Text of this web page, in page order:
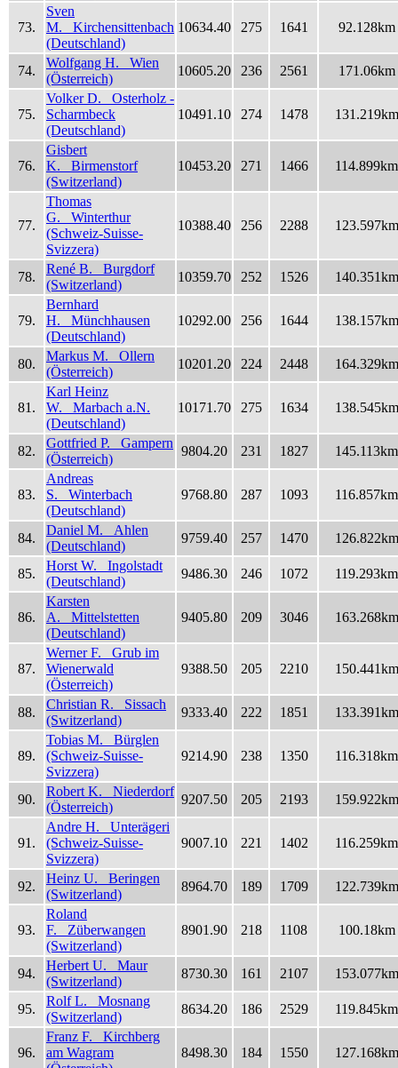
73.
Sven
M. Kirchensittenbach
(Deutschland)
10634.40 275 1641 92.128km
74.
Wolfgang H. Wien
(Österreich)
10605.20 236 2561 171.06km
75.
Volker D. Osterholz -
Scharmbeck
(Deutschland)
10491.10 274 1478 131.219km
76.
Gisbert
K. Birmenstorf
(Switzerland)
10453.20 271 1466 114.899km
77.
Thomas
G. Winterthur
(Schweiz-Suisse-
Svizzera)
10388.40 256 2288 123.597km
78.
René B. Burgdorf
(Switzerland)
10359.70 252 1526 140.351km
79.
Bernhard
H. Münchhausen
(Deutschland)
10292.00 256 1644 138.157km
80.
Markus M. Ollern
(Österreich)
10201.20 224 2448 164.329km
81.
Karl Heinz
W. Marbach a.N.
(Deutschland)
10171.70 275 1634 138.545km
82.
Gottfried P. Gampern
(Österreich)
9804.20 231 1827 145.113km
83.
Andreas
S. Winterbach
(Deutschland)
9768.80 287 1093 116.857km
84.
Daniel M. Ahlen
(Deutschland)
9759.40 257 1470 126.822km
85.
Horst W. Ingolstadt
(Deutschland)
9486.30 246 1072 119.293km
86.
Karsten
A. Mittelstetten
(Deutschland)
9405.80 209 3046 163.268km
87.
Werner F. Grub im
Wienerwald
(Österreich)
9388.50 205 2210 150.441km
88.
Christian R. Sissach
(Switzerland)
9333.40 222 1851 133.391km
89.
Tobias M. Bürglen
(Schweiz-Suisse-
Svizzera)
9214.90 238 1350 116.318km
90.
Robert K. Niederdorf
(Österreich)
9207.50 205 2193 159.922km
91.
Andre H. Unterägeri
(Schweiz-Suisse-
Svizzera)
9007.10 221 1402 116.259km
92.
Heinz U. Beringen
(Switzerland)
8964.70 189 1709 122.739km
93.
Roland
F. Züberwangen
(Switzerland)
8901.90 218 1108 100.18km
94.
Herbert U. Maur
(Switzerland)
8730.30 161 2107 153.077km
95.
Rolf L. Mosnang
(Switzerland)
8634.20 186 2529 119.845km
96.
Franz F. Kirchberg
am Wagram
8498.30 184 1550 127.168km